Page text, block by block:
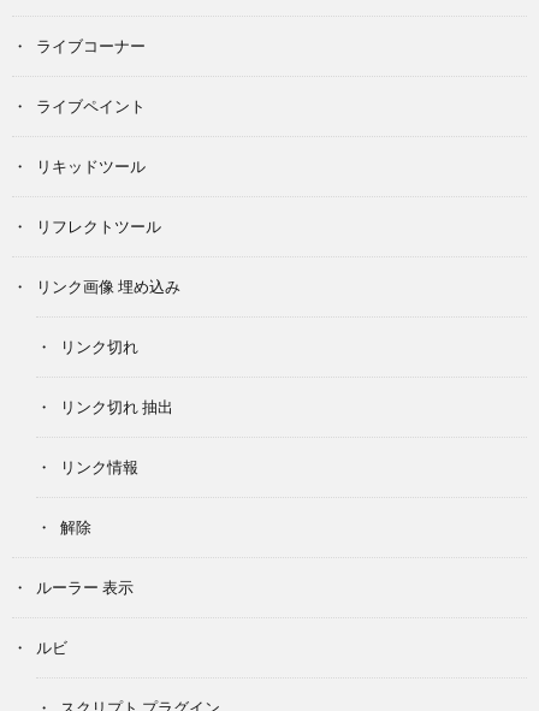
ライブコーナー
ライブペイント
リキッドツール
リフレクトツール
リンク画像 埋め込み
リンク切れ
リンク切れ 抽出
リンク情報
解除
ルーラー 表示
ルビ